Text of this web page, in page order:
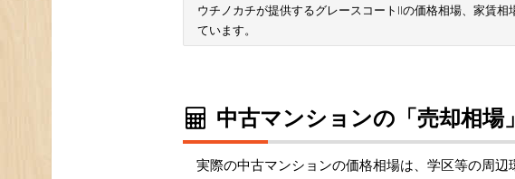
ウチノカチが提供するグレースコートIIの価格相場、家賃相
ています。
中古マンションの「売却相場
実際の中古マンションの価格相場は、学区等の周